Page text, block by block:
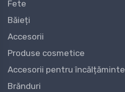
Fete
Băieți
Accesorii
Produse cosmetice
Accesorii pentru încălțăminte
Brănduri